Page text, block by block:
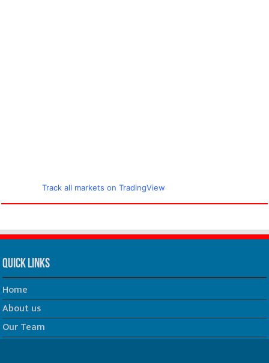
Track all markets on TradingView
Quick Links
Home
About us
Our Team